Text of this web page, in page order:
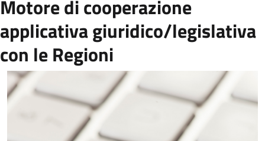
Motore di cooperazione
applicativa giuridico/legislativa
con le Regioni